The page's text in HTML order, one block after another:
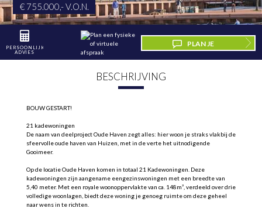
PERSOONLIJK
ADVIES
PLAN JE
€ 755.000,- V.O.N.
BESCHRIJVING
BOUW GESTART!
21 kadewoningen
De naam van deelproject Oude Haven zegt alles: hier woon je straks vlakbij de
sfeervolle oude haven van Huizen, met in de verte het uitnodigende
Gooimeer.
Op de locatie Oude Haven komen in totaal 21 Kadewoningen. Deze
kadewoningen zijn aangename eengezinswoningen met een breedte van
5,40 meter. Met een royale woonoppervlakte van ca. 148m², verdeeld over drie
volledige woonlagen, biedt deze woning je genoeg ruimte om deze geheel
naar wens in te richten.